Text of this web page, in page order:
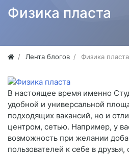
Физика пласта
Лента блогов Физика пласта
В настоящее время именно
удобной и универсальной
подходящих вакансий, но и
центром, сетью. Например, у
возможность при желании
пользователей к себе в